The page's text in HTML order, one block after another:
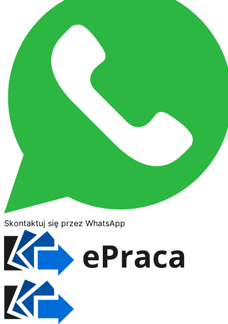
Skontaktuj się przez WhatsApp